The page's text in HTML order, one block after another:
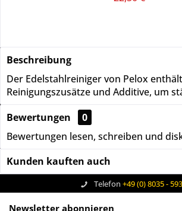
Beschreibung
Der Edelstahlreiniger von Pelox
Reinigungszusätze und Additive, um
Bewertungen
0
Bewertungen lesen, schreiben und
Kunden kauften auch
Telefon +49 (0) 8035 -
Newsletter abonnieren